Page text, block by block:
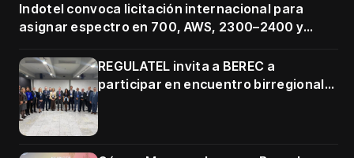
Indotel convoca licitación internacional para
asignar espectro en 700, AWS, 2300–2400 y
REGULATEL invita a BEREC a
participar en encuentro birregional